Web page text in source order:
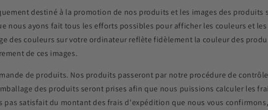
destiné à la promotion de nos produits et les images des
nous ayons fait tous les efforts possibles pour afficher les couleurs et
des couleurs sur votre ordinateur reflète fidèlement la couleur des
de ces images.
de produits. Nos produits passeront par notre procédure de
des produits seront prises afin que nous puissions calculer les
pas satisfait du montant des frais d'expédition que nous vous